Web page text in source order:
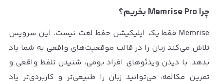
چرا Memrise Pro بخریم؟
Memrise فقط یک اپلیکیشن حفظ لغت نیست. این سرویس
تلاش می‌کند زبان را در قالب موقعیت‌های واقعی به شما یاد
بدهد. با دیدن ویدئوهای افراد بومی، شنیدن تلفظ واقعی و
تمرین مکالمه، می‌توانید زبان را طبیعی‌تر و کاربردی‌تر یاد